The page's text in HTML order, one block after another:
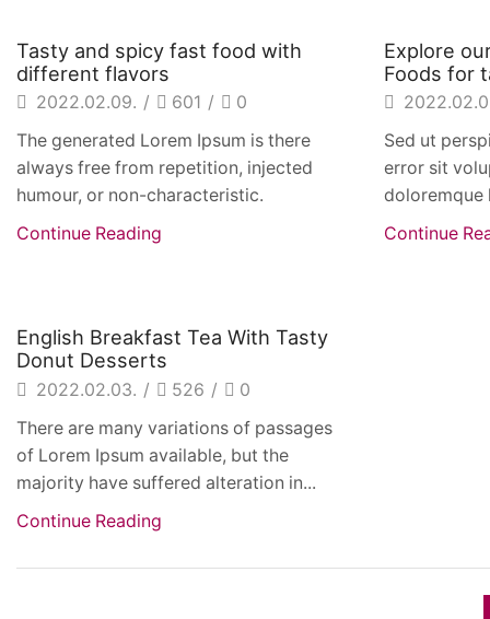
Beverages
Tasty and spicy fast food with
different flavors
2022.02.09. / 601 /
0
The generated Lorem Ipsum is there
always free from repetition, injected
humour, or non-characteristic.
Continue Reading
Explore
Foods for
Sed ut
error sit
doloremque
Continue
Beverages
English Breakfast Tea With Tasty
Donut Desserts
2022.02.03. / 526 /
0
There are many variations of passages
of Lorem Ipsum available, but the
majority have suffered alteration in...
Continue Reading